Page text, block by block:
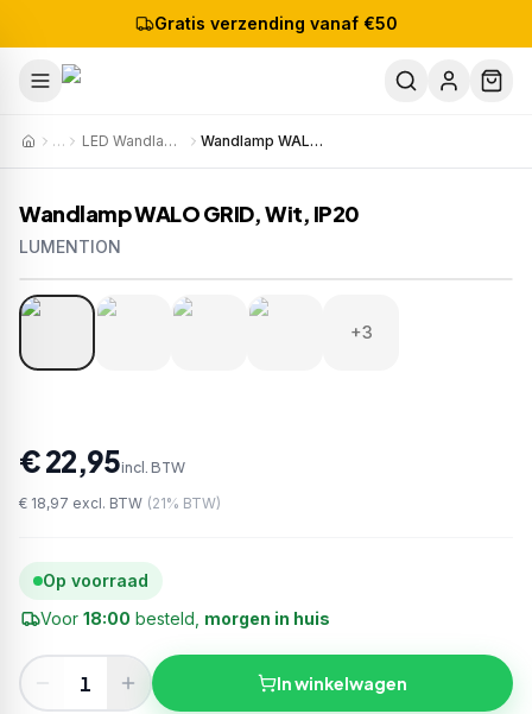
Gratis verzending vanaf €50
… LED Wandlampen Wandlamp WALO GRID, Wit, IP20
Wandlamp WALO GRID, Wit, IP20
LUMENTION
Artikelnr:W291EAN:8721381540764
+3
€ 22,95incl. BTW
€ 18,97 excl. BTW (21% BTW)
Op voorraad
Voor 18:00 besteld, morgen in huis
In winkelwagen